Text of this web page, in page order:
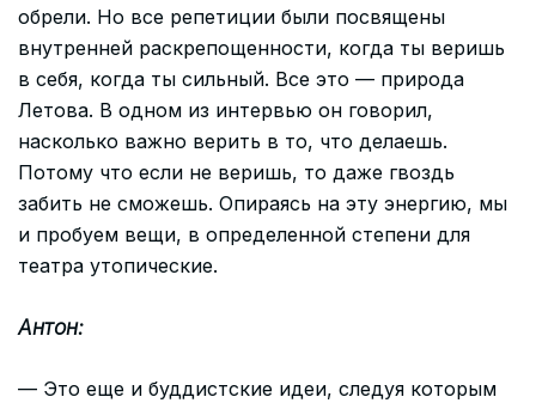
обрели. Но все репетиции были посвящены
внутренней раскрепощенности, когда ты веришь
в себя, когда ты сильный. Все это — природа
Летова. В одном из интервью он говорил,
насколько важно верить в то, что делаешь.
Потому что если не веришь, то даже гвоздь
забить не сможешь. Опираясь на эту энергию, мы
и пробуем вещи, в определенной степени для
театра утопические.
Антон:
— Это еще и буддистские идеи, следуя которым